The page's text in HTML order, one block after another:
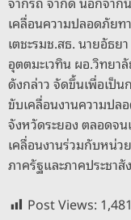
เคลื่อนความปลอดภัยท
เตชะรมช.สธ. นายอัธ
อุตตมะเวทิน ผอ.วิทยา
ดังกล่าว จัดขึ้นเพื่อเป็น
ขับเคลื่อนงานความปล
จังหวัดระยอง ตลอดจน
เคลื่อนงานร่วมกับหน่ว
ภาครัฐและภาคประชา
Post Views: 1,481